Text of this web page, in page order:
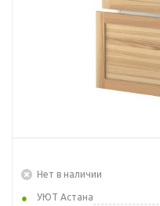
Нет в наличии
УЮТ Астана